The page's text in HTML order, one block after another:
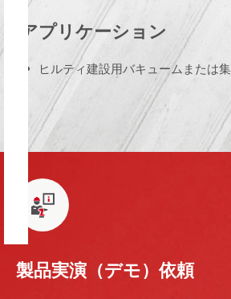
アプリケーション
ヒルティ建設用バキュームまたは
製品実演（デモ）依頼